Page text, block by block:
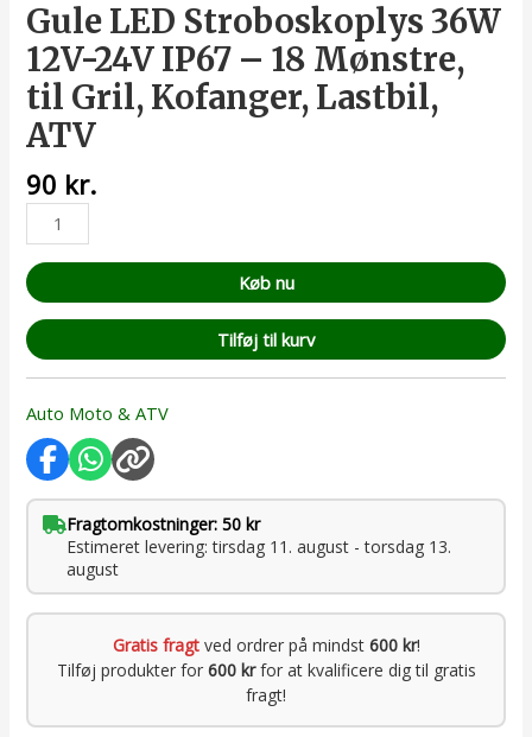
Gule LED Stroboskoplys 36W
12V-24V IP67 – 18 Mønstre,
til Gril, Kofanger, Lastbil,
ATV
90 kr.
Køb nu
Tilføj til kurv
Auto Moto & ATV
Fragtomkostninger: 50 kr
Estimeret levering: tirsdag 11. august - torsdag 13.
august
Gratis fragtved ordrer på mindst 600 kr!
Tilføj produkter for 600 krfor at kvalificere dig til gratis
fragt!